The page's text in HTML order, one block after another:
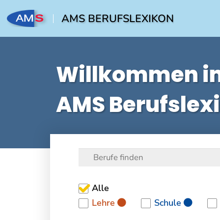
AMS BERUFSLEXIKON
Willkommen
AMS
Alle
Lehre
Schule